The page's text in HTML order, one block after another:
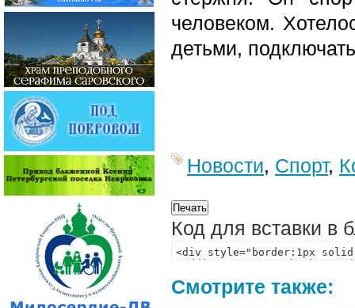
человеком.
детьми,
Новости, Спорт,
Код для вставки в
Смотрите также: